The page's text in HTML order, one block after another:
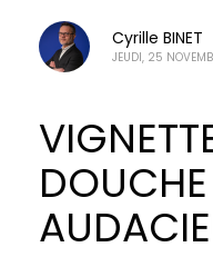
Cyrille BINET
JEUDI, 25